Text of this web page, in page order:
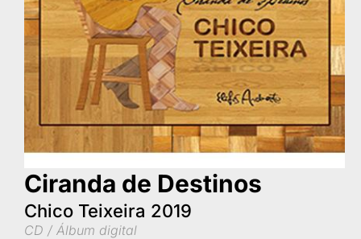
Ciranda de Destinos
Chico Teixeira 2019
CD / Álbum digital